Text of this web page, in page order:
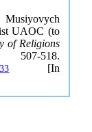
UAOC (to
of Religions
518.
[In